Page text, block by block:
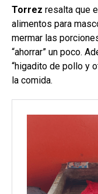
Torrez resalta que
alimentos para
mermar las
“ahorrar” un poco.
“higadito de pollo y
la comida.